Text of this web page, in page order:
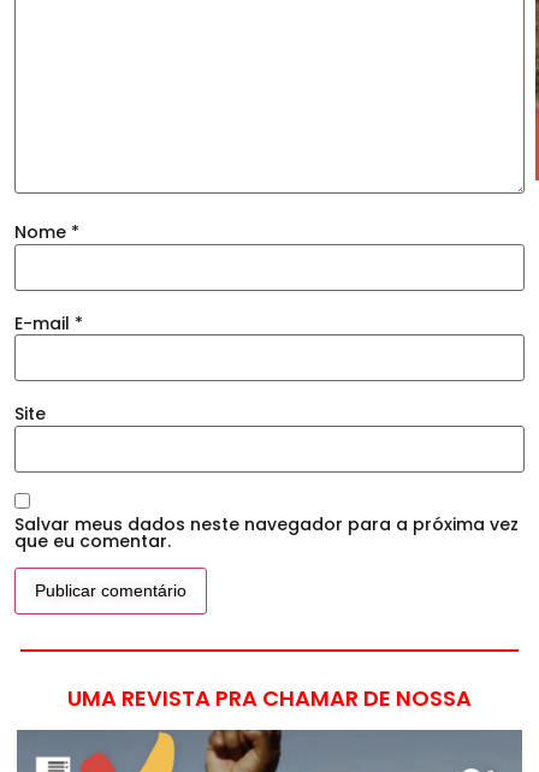
Nome *
E-mail *
Site
Salvar meus dados neste navegador para a próxima vez
que eu comentar.
UMA REVISTA PRA CHAMAR DE NOSSA